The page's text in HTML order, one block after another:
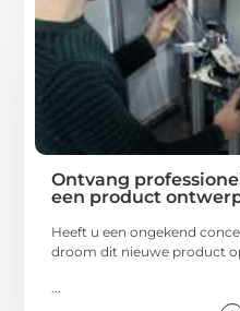
Ontvang
een product
Heeft u een ongekend
droom dit nieuwe product